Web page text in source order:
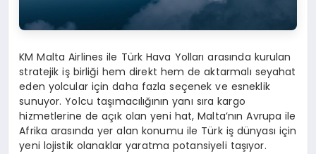
KM Malta Airlines ile Türk Hava Yolları arasında kurulan
stratejik iş birliği hem direkt hem de aktarmalı seyahat
eden yolcular için daha fazla seçenek ve esneklik
sunuyor. Yolcu taşımacılığının yanı sıra kargo
hizmetlerine de açık olan yeni hat, Malta’nın Avrupa ile
Afrika arasında yer alan konumu ile Türk iş dünyası için
yeni lojistik olanaklar yaratma potansiyeli taşıyor.